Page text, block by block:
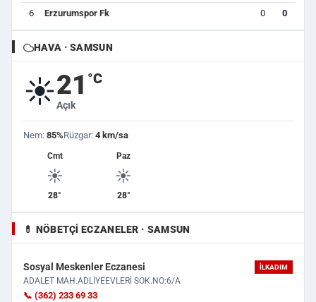
6 Erzurumspor Fk 0 0
HAVA · SAMSUN
☀️21 °C
Açık
Nem: 85%Rüzgar: 4 km/sa
Cmt
☀️
28°
Paz
☀️
28°
💊 NÖBETÇI ECZANELER · SAMSUN
Sosyal Meskenler Eczanesi İLKADIM
ADALET MAH.ADLİYEEVLERİ SOK.NO:6/A
📞 (362) 233 69 33